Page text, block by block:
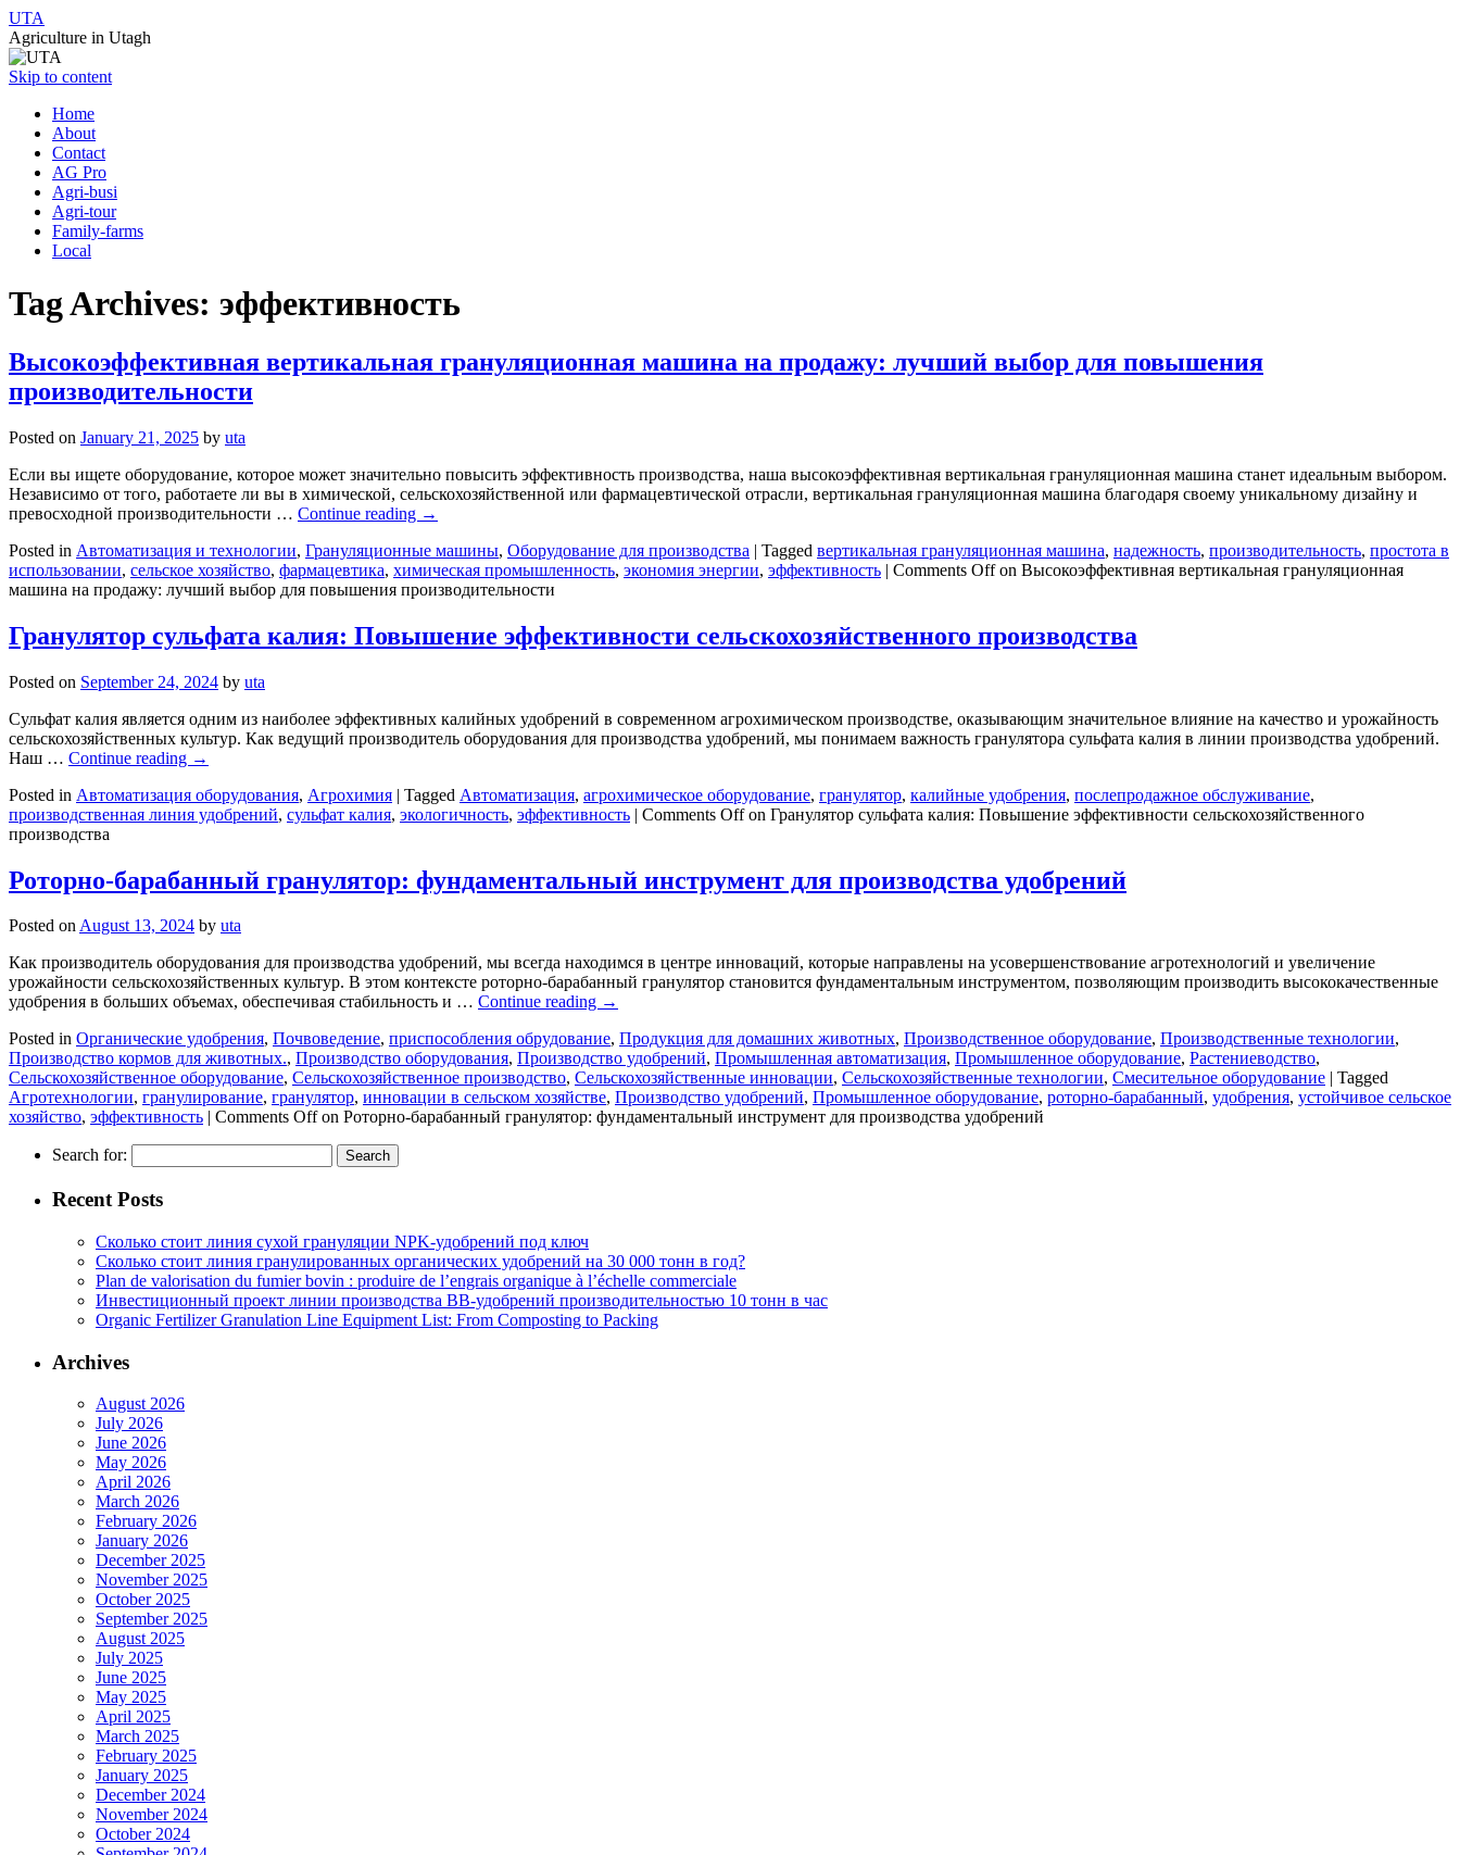
UTA
Agriculture in Utagh
Skip to content
Home
About
Contact
AG Pro
Agri-busi
Agri-tour
Family-farms
Local
Tag Archives: эффективность
Высокоэффективная вертикальная грануляционная машина на продажу: лучший выбор для повышения
производительности
Posted on January 21, 2025 by uta
Если вы ищете оборудование, которое может значительно повысить эффективность производства, наша высокоэффективная вертикальная грануляционная машина станет идеальным выбором.
Независимо от того, работаете ли вы в химической, сельскохозяйственной или фармацевтической отрасли, вертикальная грануляционная машина благодаря своему уникальному дизайну и
превосходной производительности … Continue reading →
Posted in Автоматизация и технологии, Грануляционные машины, Оборудование для производства | Tagged вертикальная грануляционная машина, надежность, производительность, простота в
использовании, сельское хозяйство, фармацевтика, химическая промышленность, экономия энергии, эффективность | Comments Offon Высокоэффективная вертикальная грануляционная
машина на продажу: лучший выбор для повышения производительности
Гранулятор сульфата калия: Повышение эффективности сельскохозяйственного производства
Posted on September 24, 2024 by uta
Сульфат калия является одним из наиболее эффективных калийных удобрений в современном агрохимическом производстве, оказывающим значительное влияние на качество и урожайность
сельскохозяйственных культур. Как ведущий производитель оборудования для производства удобрений, мы понимаем важность гранулятора сульфата калия в линии производства удобрений.
Наш … Continue reading →
Posted in Автоматизация оборудования, Агрохимия | Tagged Автоматизация, агрохимическое оборудование, гранулятор, калийные удобрения, послепродажное обслуживание,
производственная линия удобрений, сульфат калия, экологичность, эффективность | Comments Offon Гранулятор сульфата калия: Повышение эффективности сельскохозяйственного
производства
Роторно-барабанный гранулятор: фундаментальный инструмент для производства удобрений
Posted onAugust 13, 2024 by uta
Как производитель оборудования для производства удобрений, мы всегда находимся в центре инноваций, которые направлены на усовершенствование агротехнологий и увеличение
урожайности сельскохозяйственных культур. В этом контексте роторно-барабанный гранулятор становится фундаментальным инструментом, позволяющим производить высококачественные
удобрения в больших объемах, обеспечивая стабильность и … Continue reading →
Posted in Органические удобрения, Почвоведение, приспособления обрудование, Продукция для домашних животных, Производственное оборудование, Производственные технологии,
Производство кормов для животных., Производство оборудования, Производство удобрений, Промышленная автоматизация, Промышленное оборудование, Растениеводство,
Сельскохозяйственное оборудование, Сельскохозяйственное производство, Сельскохозяйственные инновации, Сельскохозяйственные технологии, Смесительное оборудование | Tagged
Агротехнологии, гранулирование, гранулятор, инновации в сельском хозяйстве, Производство удобрений, Промышленное оборудование, роторно-барабанный, удобрения, устойчивое сельское
хозяйство, эффективность | Comments Offon Роторно-барабанный гранулятор: фундаментальный инструмент для производства удобрений
Search for:
Recent Posts
Сколько стоит линия сухой грануляции NPK-удобрений под ключ
Сколько стоит линия гранулированных органических удобрений на 30 000 тонн в год?
Plan de valorisation du fumier bovin : produire de l’engrais organique à l’échelle commerciale
Инвестиционный проект линии производства BB-удобрений производительностью 10 тонн в час
Organic Fertilizer Granulation Line Equipment List: From Composting to Packing
Archives
August 2026
July 2026
June 2026
May 2026
April 2026
March 2026
February 2026
January 2026
December 2025
November 2025
October 2025
September 2025
August 2025
July 2025
June 2025
May 2025
April 2025
March 2025
February 2025
January 2025
December 2024
November 2024
October 2024